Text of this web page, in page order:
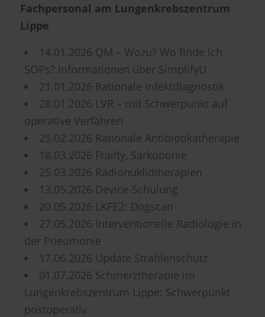
Fachpersonal am Lungenkrebszentrum
Lippe
14.01.2026 QM – Wozu? Wo finde ich
SOPs? Informationen über SimplifyU
21.01.2026 Rationale Infektdiagnostik
28.01.2026 LVR – mit Schwerpunkt auf
operative Verfahren
25.02.2026 Rationale Antibiotikatherapie
18.03.2026 Frailty, Sarkoponie
25.03.2026 Radionuklidtherapien
13.05.2026 Device-Schulung
20.05.2026 LKFE2: Dogscan
27.05.2026 Interventionelle Radiologie in
der Pneumonie
17.06.2026 Update Strahlenschutz
01.07.2026 Schmerztherapie im
Lungenkrebszentrum Lippe: Schwerpunkt
postoperativ